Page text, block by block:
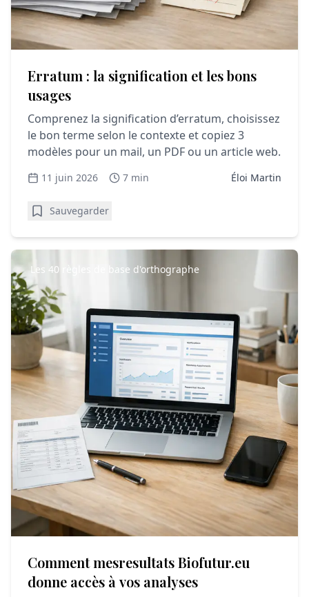
Erratum : la signification et les bons
usages
Comprenez la signification d’erratum, choisissez
le bon terme selon le contexte et copiez 3
modèles pour un mail, un PDF ou un article web.
11 juin 2026 7 min Éloi Martin
Sauvegarder
Les 40 règles de base d'orthographe
Comment mesresultats Biofutur.eu
donne accès à vos analyses